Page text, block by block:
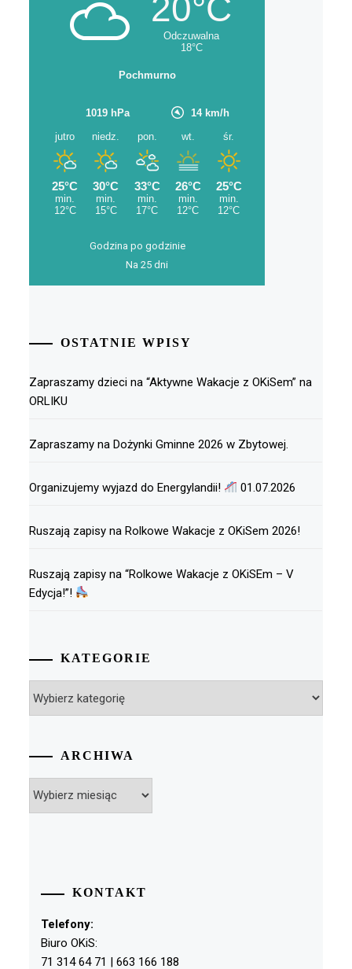
Godzina po godzinie
Na 25 dni
OSTATNIE WPISY
Zapraszamy dzieci na “Aktywne Wakacje z OKiSem” na
ORLIKU
Zapraszamy na Dożynki Gminne 2026 w Zbytowej.
Organizujemy wyjazd do Energylandii! 01.07.2026
Ruszają zapisy na Rolkowe Wakacje z OKiSem 2026!
Ruszają zapisy na “Rolkowe Wakacje z OKiSEm – V
Edycja!”!
KATEGORIE
ARCHIWA
KONTAKT
Telefony:
Biuro OKiS:
71 314 64 71 | 663 166 188